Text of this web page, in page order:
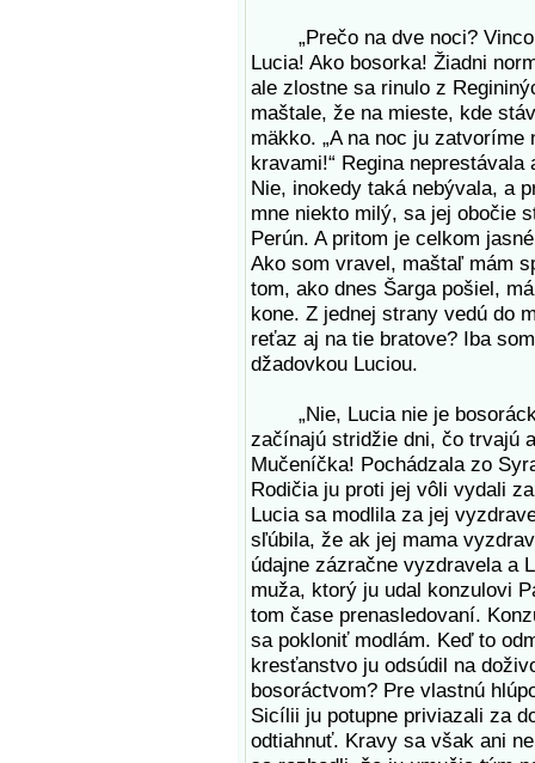
„Prečo na dve noci? Vinco,
Lucia! Ako bosorka! Žiadni
ale zlostne sa rinulo z
maštale, že na mieste, kde
mäkko. „A na noc ju
kravami!“ Regina
Nie, inokedy taká nebývala, a
mne niekto milý, sa jej obočie
Perún. A pritom je celkom
Ako som vravel, maštaľ mám
tom, ako dnes Šarga pošiel,
kone. Z jednej strany vedú do
reťaz aj na tie bratove? Iba
džadovkou Luciou.
„Nie, Lucia nie je
začínajú stridžie dni, čo trvajú
Mučeníčka! Pochádzala zo
Rodičia ju proti jej vôli vydali
Lucia sa modlila za jej
sľúbila, že ak jej mama
údajne zázračne vyzdravela a
muža, ktorý ju udal konzulovi
tom čase prenasledovaní.
sa pokloniť modlám. Keď to
kresťanstvo ju odsúdil na
bosoráctvom? Pre vlastnú
Sicílii ju potupne priviazali za
odtiahnuť. Kravy sa však ani